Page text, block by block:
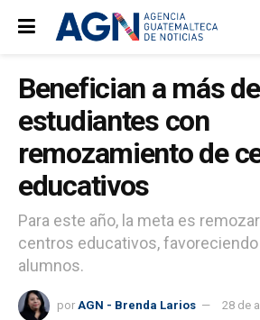
Benefician a más
estudiantes con
remozamiento de
educativos
Para este año, la meta es
centros educativos, favoreciendo
alumnos.
por AGN - Brenda Larios 28 de